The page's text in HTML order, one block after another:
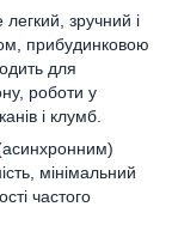
зручний і
прибудинковою
для
роботи у
і клумб.
мінімальний
частого